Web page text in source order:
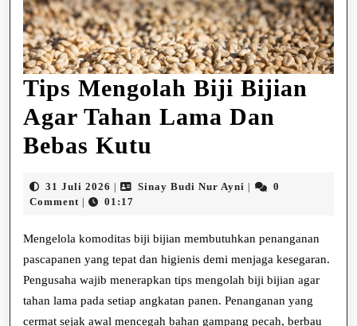
Tips Mengolah Biji Bijian
Agar Tahan Lama Dan
Bebas Kutu
Bijian
Agar
Tahan
Lama
31 Juli 2026 31
Juli
Sinay Budi Nur Ayni Sinay0
Comment
01:17
Mengelola komoditas biji bijian membutuhkan penanganan
pascapanen yang tepat dan higienis demi menjaga kesegaran.
Pengusaha wajib menerapkan tips mengolah biji bijian agar
tahan lama pada setiap angkatan panen. Penanganan yang
cermat sejak awal mencegah bahan gampang pecah, berbau